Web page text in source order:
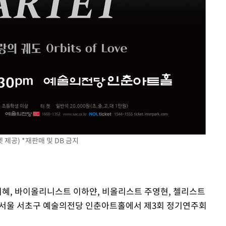
제공) *재판매 및 DB 금지
, 바이올리니스트 이하얀, 비올리스트 주영현, 첼리스트
울 서초구 예술의전당 인춘아트홀에서 제3회 정기연주회